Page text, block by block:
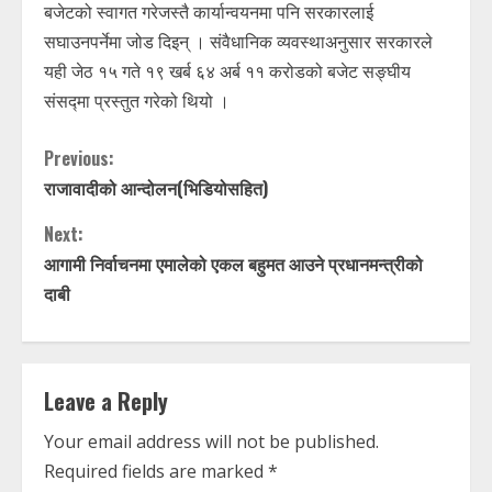
बजेटको स्वागत गरेजस्तै कार्यान्वयनमा पनि सरकारलाई
सघाउनपर्नेमा जोड दिइन् । संवैधानिक व्यवस्थाअनुसार सरकारले
यही जेठ १५ गते १९ खर्ब ६४ अर्ब ११ करोडको बजेट सङ्घीय
संसद्मा प्रस्तुत गरेको थियो ।
C
o
n
t
i
n
u
Previous:
राजावादीको आन्दोलन(भिडियोसहित)
Next:
आगामी निर्वाचनमा एमालेको एकल बहुमत आउने प्रधानमन्त्रीको
दाबी
Leave a Reply
Your email address will not be published.
Required fields are marked *